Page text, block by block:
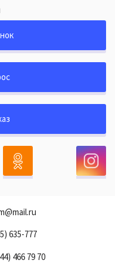
635-777
466 79 70